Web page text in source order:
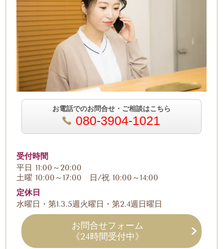
お電話でのお問合せ・ご相談はこちら
080-3904-1021
受付時間
平日 11:00～20:00
土曜 10:00～17:00 日/祝 10:00～14:00
定休日
水曜日・第1.3.5週火曜日・第2.4週日曜日
お問合せフォーム
《24時間受付中》